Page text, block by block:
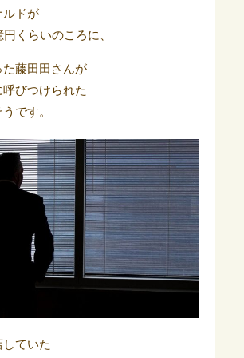
ルドが
くらいのころに、
た藤田田さんが
びつけられた
です。
ていた